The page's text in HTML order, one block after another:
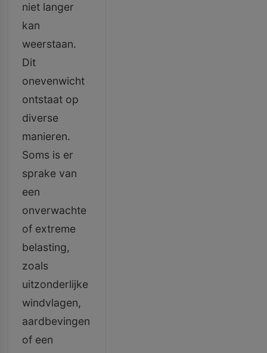
niet langer
kan
weerstaan.
Dit
onevenwicht
ontstaat op
diverse
manieren.
Soms is er
sprake van
een
onverwachte
of extreme
belasting,
zoals
uitzonderlijke
windvlagen,
aardbevingen
of een